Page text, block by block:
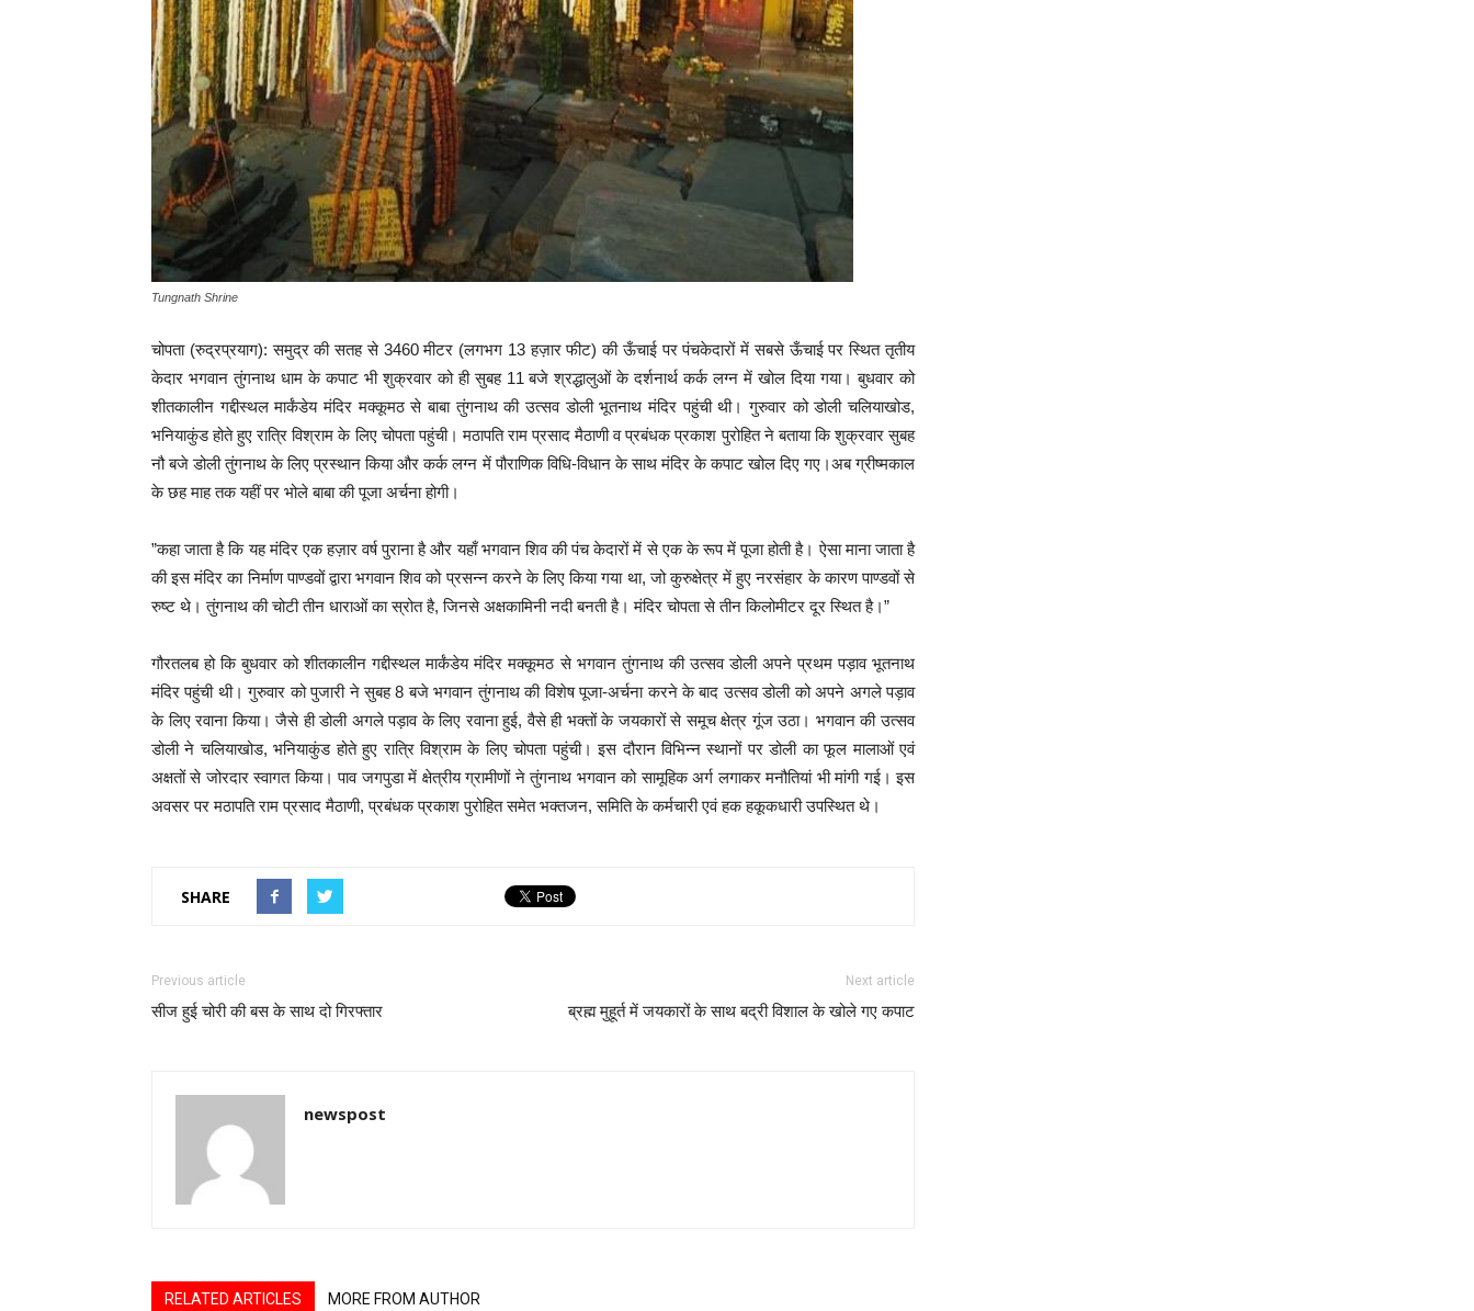
Tungnath Shrine
चोपता (रुद्रप्रयाग): समुद्र की सतह से 3460 मीटर (लगभग 13 हज़ार फीट) की ऊँचाई पर पंचकेदारों में सबसे ऊँचाई पर स्थित तृतीय
केदार भगवान तुंगनाथ धाम के कपाट भी शुक्रवार को ही सुबह 11 बजे श्रद्धालुओं के दर्शनार्थ कर्क लग्न में खोल दिया गया। बुधवार को
शीतकालीन गद्दीस्थल मार्कंडेय मंदिर मक्कूमठ से बाबा तुंगनाथ की उत्सव डोली भूतनाथ मंदिर पहुंची थी। गुरुवार को डोली चलियाखोड,
भनियाकुंड होते हुए रात्रि विश्राम के लिए चोपता पहुंची। मठापति राम प्रसाद मैठाणी व प्रबंधक प्रकाश पुरोहित ने बताया कि शुक्रवार सुबह
नौ बजे डोली तुंगनाथ के लिए प्रस्थान कि‍या और कर्क लग्न में पौराणिक विधि-विधान के साथ मंदिर के कपाट खोल दिए गए।अब ग्रीष्मकाल
के छह माह तक यहीं पर भोले बाबा की पूजा अर्चना होगी।
”कहा जाता है कि यह मंदिर एक हज़ार वर्ष पुराना है और यहाँ भगवान शिव की पंच केदारों में से एक के रूप में पूजा होती है। ऐसा माना जाता है
की इस मंदिर का निर्माण पाण्डवों द्वारा भगवान शिव को प्रसन्न करने के लिए किया गया था, जो कुरुक्षेत्र में हुए नरसंहार के कारण पाण्डवों से
रुष्ट थे। तुंगनाथ की चोटी तीन धाराओं का स्रोत है, जिनसे अक्षकामिनी नदी बनती है। मंदिर चोपता से तीन किलोमीटर दूर स्थित है।”
गौरतलब हो कि बुधवार को शीतकालीन गद्दीस्थल मार्कंडेय मंदिर मक्कूमठ से भगवान तुंगनाथ की उत्सव डोली अपने प्रथम पड़ाव भूतनाथ
मंदिर पहुंची थी। गुरुवार को पुजारी ने सुबह 8 बजे भगवान तुंगनाथ की विशेष पूजा-अर्चना करने के बाद उत्सव डोली को अपने अगले पड़ाव
के लिए रवाना किया। जैसे ही डोली अगले पड़ाव के लिए रवाना हुई, वैसे ही भक्तों के जयकारों से समूच क्षेत्र गूंज उठा। भगवान की उत्सव
डोली ने चलियाखोड, भनियाकुंड होते हुए रात्रि विश्राम के लिए चोपता पहुंची। इस दौरान विभिन्न स्थानों पर डोली का फूल मालाओं एवं
अक्षतों से जोरदार स्वागत किया। पाव जगपुडा में क्षेत्रीय ग्रामीणों ने तुंगनाथ भगवान को सामूहिक अर्ग लगाकर मनौतियां भी मांगी गई। इस
अवसर पर मठापति राम प्रसाद मैठाणी, प्रबंधक प्रकाश पुरोहित समेत भक्तजन, समिति के कर्मचारी एवं हक हकूकधारी उपस्थित थे।
SHARE
Previous article
सीज हुई चोरी की बस के साथ दो गिरफ्तार
Next article
ब्रह्म मुहूर्त में जयकारों के साथ बद्री विशाल के खोले गए कपाट
newspost
RELATED ARTICLES MORE FROM AUTHOR